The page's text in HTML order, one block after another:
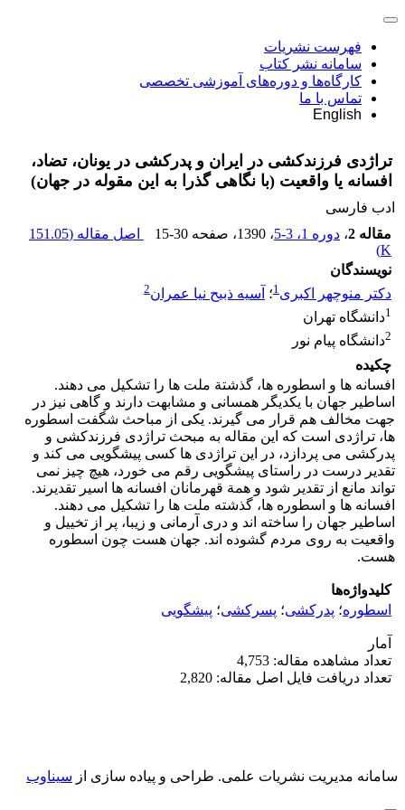
فهرست نشریات
سامانه نشر کتاب
کارگاه‌ها و دوره‌های آموزشی تخصصی
تماس با ما
English
تراژدی فرزندکشی در ایران و پدرکشی در یونان، تضاد،
افسانه یا واقعیت (با نگاهی گذرا به این مقوله در جهان)
ادب فارسی
مقاله 2
، دوره 1، 3-5 ، 1390 ، صفحه 15-30 اصل مقاله (151.05
K
)
نویسندگان
دکتر منوچهر اکبری1؛ آسیه ذبیح نیا عمران2
1دانشگاه تهران
2دانشگاه پیام نور
چکیده
افسانه ها و اسطوره ها، گذشتة ملت ها را تشکیل می دهند.
اساطیر جهان با یکدیگر همسانی و مشابهت دارند و گاهی نیز در
جهت مخالف هم قرار می گیرند. یکی از مباحث شگفت اسطوره
ها، تراژدی است که این مقاله به مبحث تراژدی فرزندکشی و
پدرکشی می پردازد، در این تراژدی ها کسی پیشگویی می کند و
تقدیر درست در راستای پیشگویی رقم می خورد، هیچ چیز نمی
تواند مانع از تقدیر شود و همة قهرمانان افسانه ها اسیر تقدیرند.
افسانه ها و اسطوره ها، گذشته ملت ها را تشکیل می دهند.
اساطیر جهان را ساخته اند و دری آرمانی و زیبا، پر از تخییل و
واقعیت به روی مردم گشوده اند. جهان هست چون اسطوره
هست.
کلیدواژه‌ها
اسطوره؛ پدرکشی؛ پسرکشی؛ پیشگویی
آمار
تعداد مشاهده مقاله: 4,753
تعداد دریافت فایل اصل مقاله: 2,820
سامانه مدیریت نشریات علمی. طراحی و پیاده سازی از سیناوب